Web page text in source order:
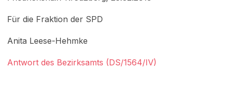
Für die Fraktion der SPD
Anita Leese-Hehmke
Antwort des Bezirksamts (DS/1564/IV)